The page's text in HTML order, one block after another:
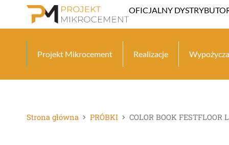
Przejdź
OFICJALNY
Projekt Mikrocement Realizacje
Strona główna PRÓBKI COLOR BOOK FESTFLOOR